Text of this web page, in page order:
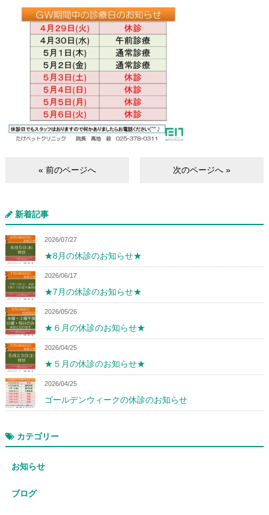
« 前のページへ 次のページへ »
新着記事
2026/07/27
★8月の休診のお知らせ★
2026/06/17
★7月の休診のお知らせ★
2026/05/26
★６月の休診のお知らせ★
2026/04/25
★５月の休診のお知らせ★
2026/04/25
ゴールデンウィークの休診のお知らせ
カテゴリー
お知らせ
ブログ